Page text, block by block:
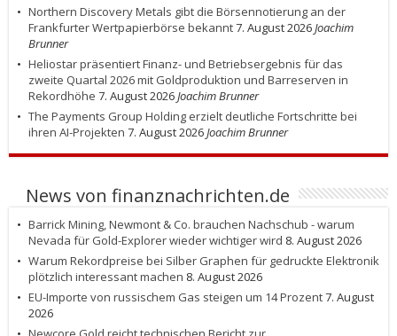
Northern Discovery Metals gibt die Börsennotierung an der
Frankfurter Wertpapierbörse bekannt7. August 2026Joachim
Brunner
Heliostar präsentiert Finanz- und Betriebsergebnis für das
zweite Quartal 2026 mit Goldproduktion und Barreserven in
Rekordhöhe 7. August 2026Joachim Brunner
The Payments Group Holding erzielt deutliche Fortschritte bei
ihren AI-Projekten 7. August 2026Joachim Brunner
News von finanznachrichten.de
Barrick Mining, Newmont & Co. brauchen Nachschub - warum
Nevada für Gold-Explorer wieder wichtiger wird 8. August 2026
Warum Rekordpreise bei Silber Graphen für gedruckte Elektronik
plötzlich interessant machen 8. August 2026
EU-Importe von russischem Gas steigen um 14 Prozent7. August
2026